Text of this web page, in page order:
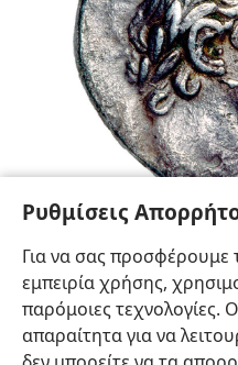
Ρυθμίσεις
Για να σας προσφέρουμε
εμπειρία χρήσης,
παρόμοιες τεχνολογίες.
απαραίτητα για να
απεικονίζεται σε νόμισμα